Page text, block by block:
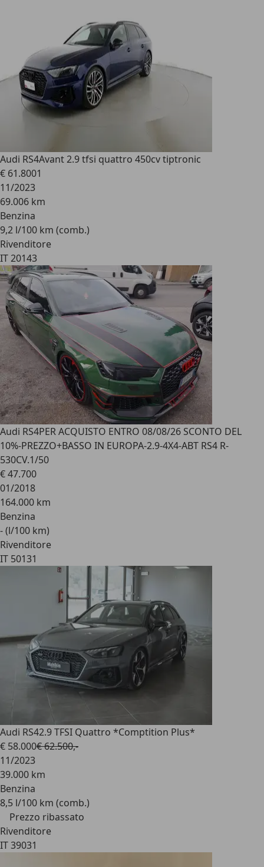
Audi RS4Avant 2.9 tfsi quattro 450cv tiptronic
€ 61.8001
11/2023
69.006 km
Benzina
9,2 l/100 km (comb.)
Rivenditore
IT 20143
Audi RS4PER ACQUISTO ENTRO 08/08/26 SCONTO DEL
10%-PREZZO+BASSO IN EUROPA-2.9-4X4-ABT RS4 R-
530CV.1/50
€ 47.700
01/2018
164.000 km
Benzina
- (l/100 km)
Rivenditore
IT 50131
Audi RS42.9 TFSI Quattro *Comptition Plus*
€ 58.000€ 62.500,-
11/2023
39.000 km
Benzina
8,5 l/100 km (comb.)
Prezzo ribassato
Rivenditore
IT 39031